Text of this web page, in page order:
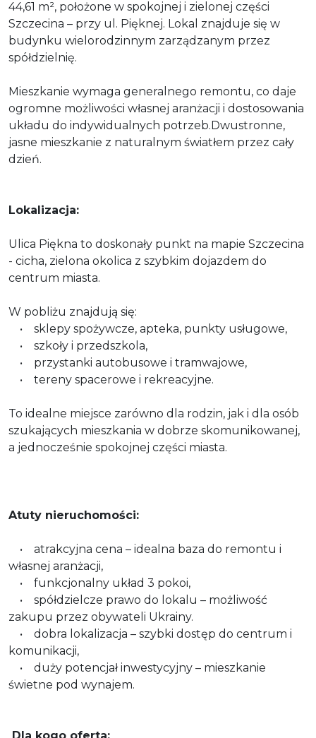
44,61 m², położone w spokojnej i zielonej części
Szczecina – przy ul. Pięknej. Lokal znajduje się w
budynku wielorodzinnym zarządzanym przez
spółdzielnię.
Mieszkanie wymaga generalnego remontu, co daje
ogromne możliwości własnej aranżacji i dostosowania
układu do indywidualnych potrzeb.Dwustronne,
jasne mieszkanie z naturalnym światłem przez cały
dzień.
Lokalizacja:
Ulica Piękna to doskonały punkt na mapie Szczecina
- cicha, zielona okolica z szybkim dojazdem do
centrum miasta.
W pobliżu znajdują się:
• sklepy spożywcze, apteka, punkty usługowe,
• szkoły i przedszkola,
• przystanki autobusowe i tramwajowe,
• tereny spacerowe i rekreacyjne.
To idealne miejsce zarówno dla rodzin, jak i dla osób
szukających mieszkania w dobrze skomunikowanej,
a jednocześnie spokojnej części miasta.
Atuty nieruchomości:
• atrakcyjna cena – idealna baza do remontu i
własnej aranżacji,
• funkcjonalny układ 3 pokoi,
• spółdzielcze prawo do lokalu – możliwość
zakupu przez obywateli Ukrainy.
• dobra lokalizacja – szybki dostęp do centrum i
komunikacji,
• duży potencjał inwestycyjny – mieszkanie
świetne pod wynajem.